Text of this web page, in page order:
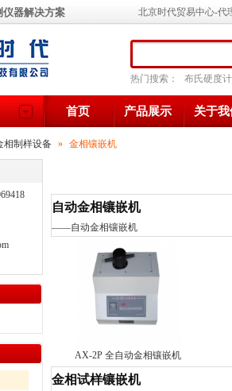
仪器解决方案
热门搜索： 布氏硬度计
首页 产品展示 关于我
北京时代贸易中心-代
相制样设备 » 金相镶嵌机
自动金相镶嵌机
——自动金相镶嵌机
AX-2P 全自动金相镶嵌机
金相试样镶嵌机